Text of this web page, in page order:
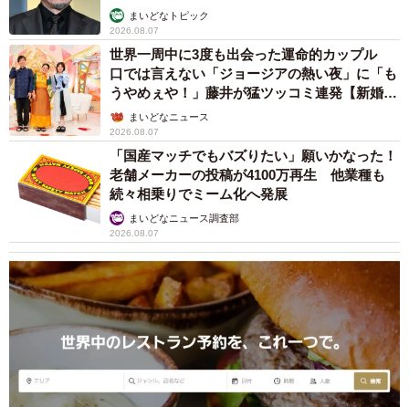
を報告した菊地亜美 子どもの教育考え「小学
校へ入学するこのタイミングで挑戦」
まいどなトピック
2026.08.06
京都駅をぶらぶら→ホームの隅に何やら「ドロ
ン」のポーズをする忍者 この暑い中いったい
なぜ？ 近づいてみたら… 「見つかるなんて
未熟」
中将 タカノリ
2026.08.06
「明日ひま？」 知り合いから唐突なメッセー
ジ 用件次第で断ることもできる賢い返信文と
は？【漫画】
海川 まこと
2026.08.06
飼い主が食べているヨーグルトをもらえなかっ
た犬さん、爆裂に拗ねた顔がかわいすぎ「鼻息
フスフス」「反則レベル」
椎名 碧
2026.08.06